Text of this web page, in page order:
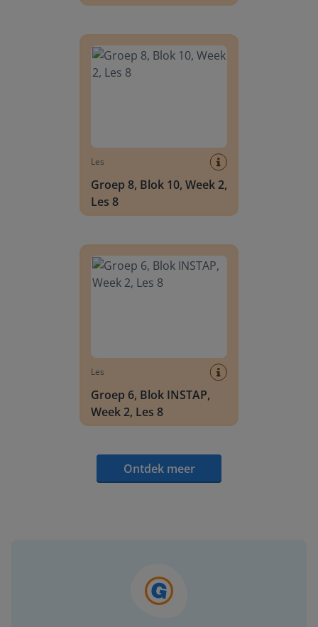
Les
Groep 8, Blok 10, Week 2,
Les 8
Les
Groep 6, Blok INSTAP,
Week 2, Les 8
Ontdek meer